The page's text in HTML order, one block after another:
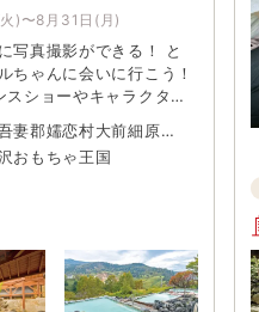
)〜8月31日(月)
写真撮影ができる！ と
ちゃんに会いに行こう！
ショーやキャラクター
妻郡嬬恋村大前細原
おもちゃ王国